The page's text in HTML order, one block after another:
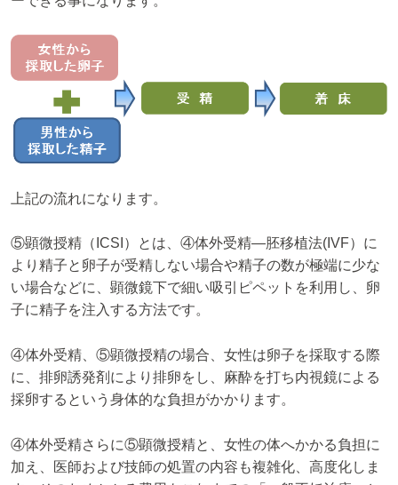
上記の流れになります。
⑤顕微授精（ICSI）とは、④体外受精―胚移植法(IVF）に
より精子と卵子が受精しない場合や精子の数が極端に少な
い場合などに、顕微鏡下で細い吸引ピペットを利用し、卵
子に精子を注入する方法です。
④体外受精、⑤顕微授精の場合、女性は卵子を採取する際
に、排卵誘発剤により排卵をし、麻酔を打ち内視鏡による
採卵するという身体的な負担がかかります。
④体外受精さらに⑤顕微授精と、女性の体へかかる負担に
加え、医師および技師の処置の内容も複雑化、高度化しま